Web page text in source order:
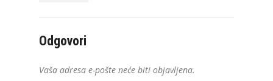
Odgovori
Vaša adresa e-pošte neće biti objavljena.